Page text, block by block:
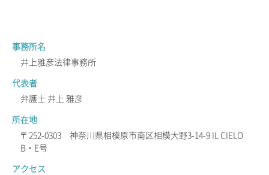
事務所名
井上雅彦法律事務所
代表者
弁護士 井上 雅彦
所在地
〒252-0303 神奈川県相模原市南区相模大野3-14-9 IL CIELO
B・E号
アクセス